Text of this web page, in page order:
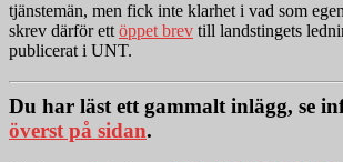
tjänstemän, men fick inte klarhet i vad som
skrev därför ett öppet brev till landstingets
publicerat i UNT.
Du har läst ett gammalt inlägg, se
överst på sidan.